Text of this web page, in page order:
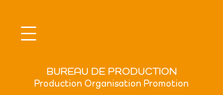
BUREAU DE PRODUCTION
Production Organisation Promotion